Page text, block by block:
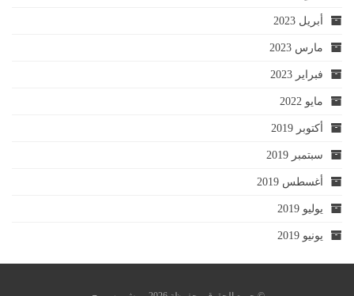
أبريل 2023
مارس 2023
فبراير 2023
مايو 2022
أكتوبر 2019
سبتمبر 2019
أغسطس 2019
يوليو 2019
يونيو 2019